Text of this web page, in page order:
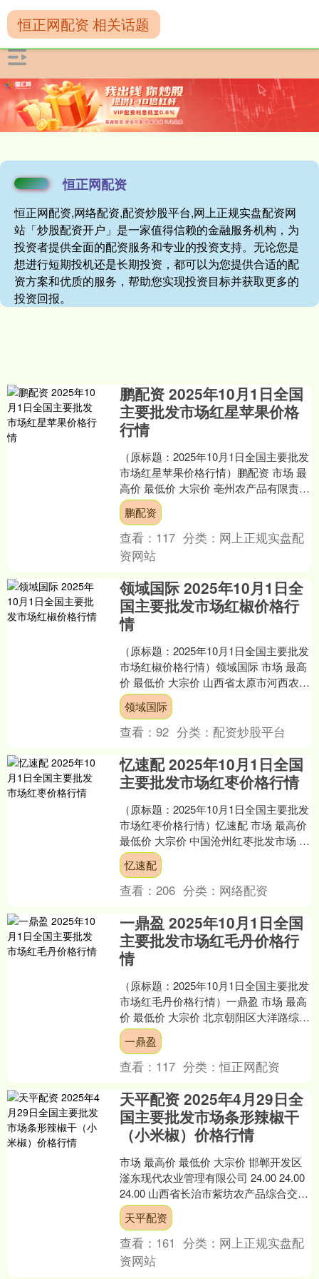
恒正网配资
恒正网配资,网络配资,配资炒股平台,网上正规实盘配资网
站「炒股配资开户」是一家值得信赖的金融服务机构，为
投资者提供全面的配资服务和专业的投资支持。无论您是
想进行短期投机还是长期投资，都可以为您提供合适的配
资方案和优质的服务，帮助您实现投资目标并获取更多的
投资回报。
恒正网配资 相关话题
鹏配资 2025年10月1日全国
主要批发市场红星苹果价格
行情
（原标题：2025年10月1日全国主要批发
市场红星苹果价格行情）鹏配资 市场 最
高价 最低价 大宗价 亳州农产品有限责任
公司 -- -- 5.50 单位：元/公....
鹏配资
查看： 117 分类： 网上正规实盘配
资网站
领域国际 2025年10月1日全
国主要批发市场红椒价格行
情
（原标题：2025年10月1日全国主要批发
市场红椒价格行情）领域国际 市场 最高
价 最低价 大宗价 山西省太原市河西农产
品有限公司 8.00 7.00 7.50....
领域国际
查看：92 分类： 配资炒股平台
忆速配 2025年10月1日全国
主要批发市场红枣价格行情
（原标题：2025年10月1日全国主要批发
市场红枣价格行情）忆速配 市场 最高价
最低价 大宗价 中国沧州红枣批发市场 --
-- 6.50 长治市金鑫瓜果批发....
忆速配
查看：206 分类： 网络配资
一鼎盈 2025年10月1日全国
主要批发市场红毛丹价格行
情
（原标题：2025年10月1日全国主要批发
市场红毛丹价格行情）一鼎盈 市场 最高
价 最低价 大宗价 北京朝阳区大洋路综合
市场 50.00 40.00 45.00....
一鼎盈
查看： 117 分类：恒正网配资
天平配资 2025年4月29日全
国主要批发市场条形辣椒干
（小米椒）价格行情
市场 最高价 最低价 大宗价 邯郸开发区
滏东现代农业管理有限公司 24.00 24.00
24.00 山西省长治市紫坊农产品综合交易
市场有限公司 32.00 3....
天平配资
查看： 161 分类： 网上正规实盘配
资网站